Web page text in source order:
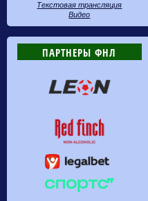
Текстовая трансляция
Видео
ПАРТНЕРЫ ФНЛ